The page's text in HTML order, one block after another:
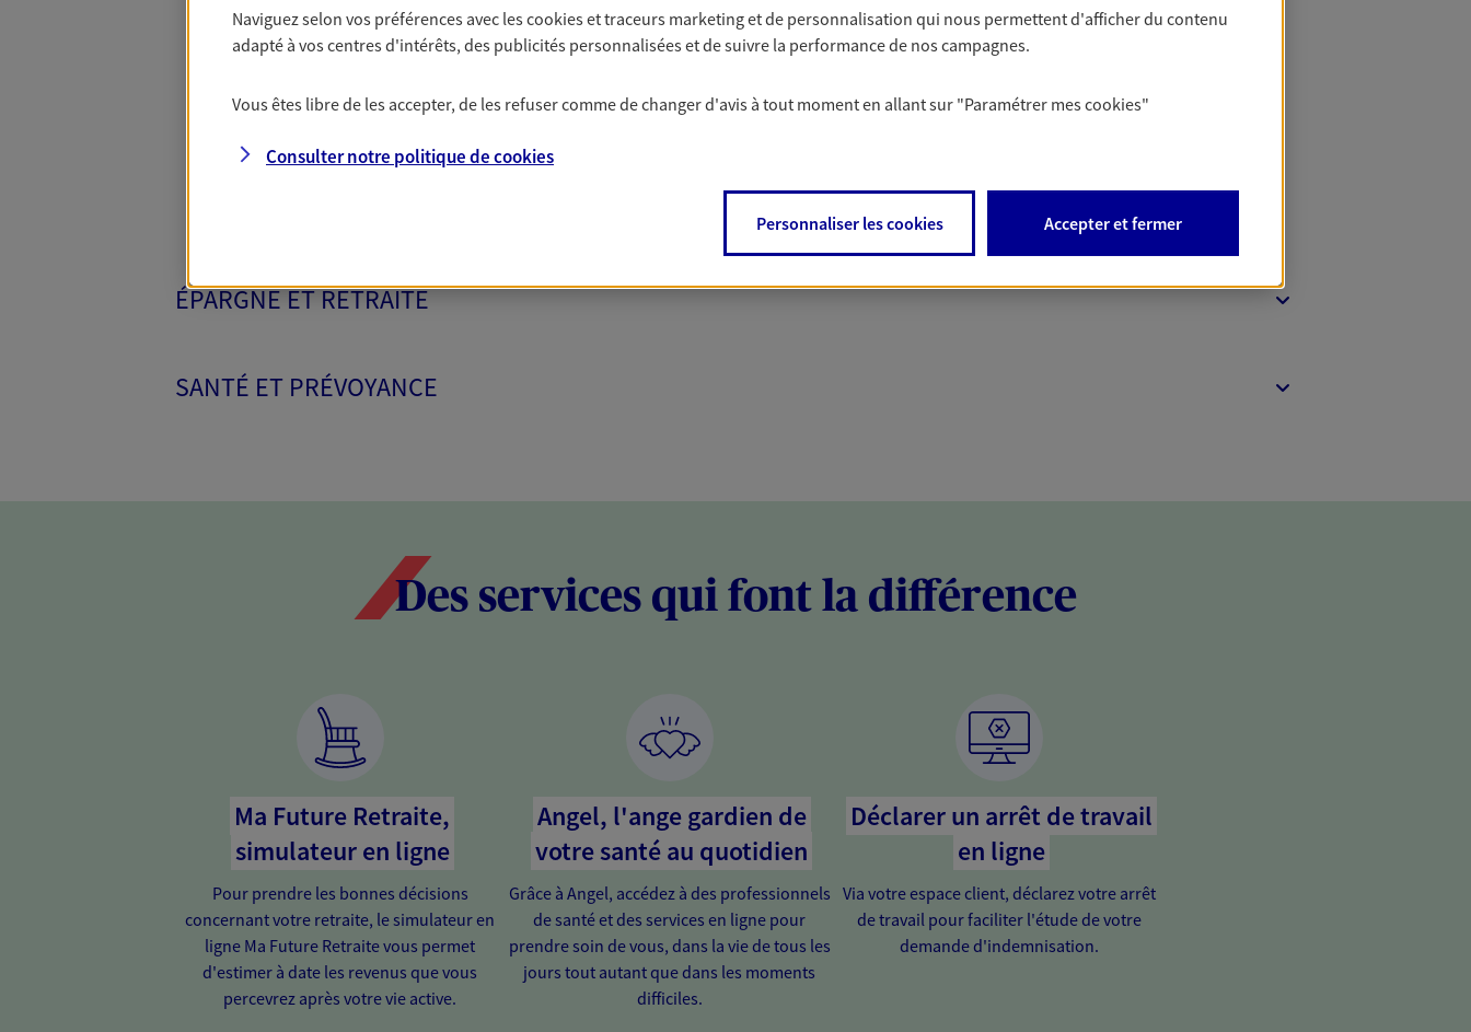
PROFESSIONNELS
ÉPARGNE ET RETRAITE
SANTÉ ET PRÉVOYANCE
Des services qui font la différence
Ma Future Retraite,
simulateur en ligne
Pour prendre les bonnes décisions
concernant votre retraite, le simulateur en
ligne Ma Future Retraite vous permet
d'estimer à date les revenus que vous
percevrez après votre vie active.
Angel, l'ange gardien de
votre santé au quotidien
Grâce à Angel, accédez à des professionnels
de santé et des services en ligne pour
prendre soin de vous, dans la vie de tous les
jours tout autant que dans les moments
difficiles.
Déclarer un arrêt de travail
en ligne
Via votre espace client, déclarez votre arrêt
de travail pour faciliter l'étude de votre
demande d'indemnisation.
Naviguez selon vos préférences avec lescookies et traceurs marketing et de personnalisation qui nous permettent d'afficher du contenu
adapté à vos centres d'intérêts, des publicités personnalisées et de suivre la performance de nos campagnes.
Vous êtes libre de les accepter, de les refuser comme de changer d'avis à tout moment en allant sur "Paramétrer mescookies"
Consulter notre politique decookies
Personnaliser les cookies Accepter et fermer